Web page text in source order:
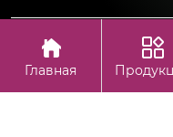
Авторское право©ООО
технологии

Главная
